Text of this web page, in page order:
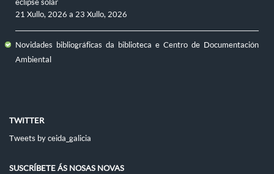
21 Xullo, 2026 a 23 Xullo, 2026
Novidades bibliográficas da biblioteca e Centro de Documentación
Ambiental
TWITTER
Tweets by ceida_galicia
SUSCRÍBETE ÁS NOSAS NOVAS